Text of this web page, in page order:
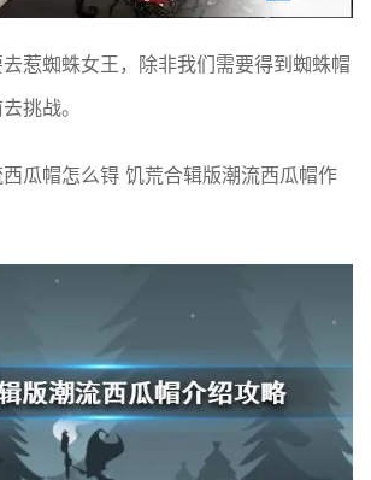
惹蜘蛛女王，除非我们需要得到蜘蛛帽
挑战。
瓜帽怎么锝 饥荒合辑版潮流西瓜帽作